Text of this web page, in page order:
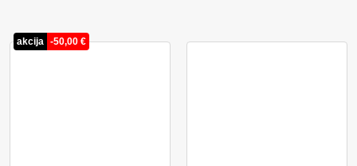
akcija -50,00 €